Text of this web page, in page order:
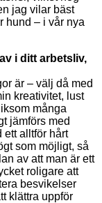
jag vilar bäst
hund – i vår nya
i ditt arbetsliv,
är – välj då med
kreativitet, lust
många
jämförs med
ett alltför hårt
som möjligt, så
av att man är ett
roligare att
besvikelser
klättra uppför